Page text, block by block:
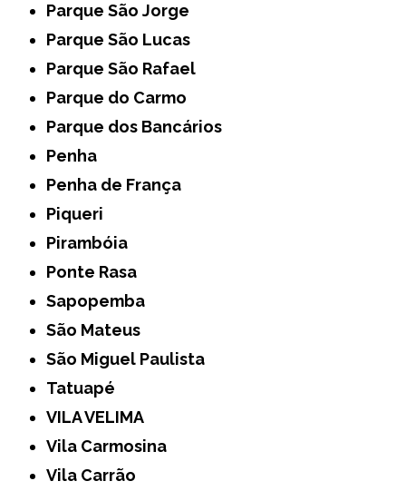
Parque São Jorge
Parque São Lucas
Parque São Rafael
Parque do Carmo
Parque dos Bancários
Penha
Penha de França
Piqueri
Pirambóia
Ponte Rasa
Sapopemba
São Mateus
São Miguel Paulista
Tatuapé
VILA VELIMA
Vila Carmosina
Vila Carrão